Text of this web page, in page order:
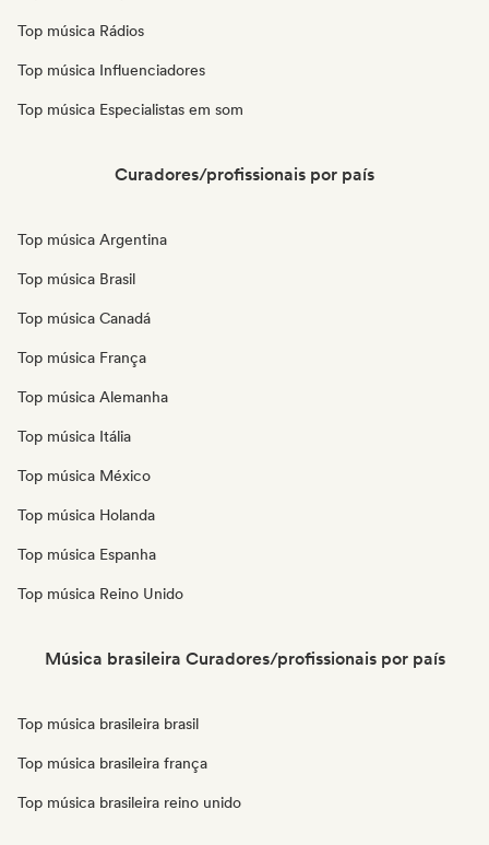
Top música Rádios
Top música Influenciadores
Top música Especialistas em som
Curadores/profissionais por país
Top música Argentina
Top música Brasil
Top música Canadá
Top música França
Top música Alemanha
Top música Itália
Top música México
Top música Holanda
Top música Espanha
Top música Reino Unido
Música brasileira Curadores/profissionais por país
Top música brasileira brasil
Top música brasileira frança
Top música brasileira reino unido